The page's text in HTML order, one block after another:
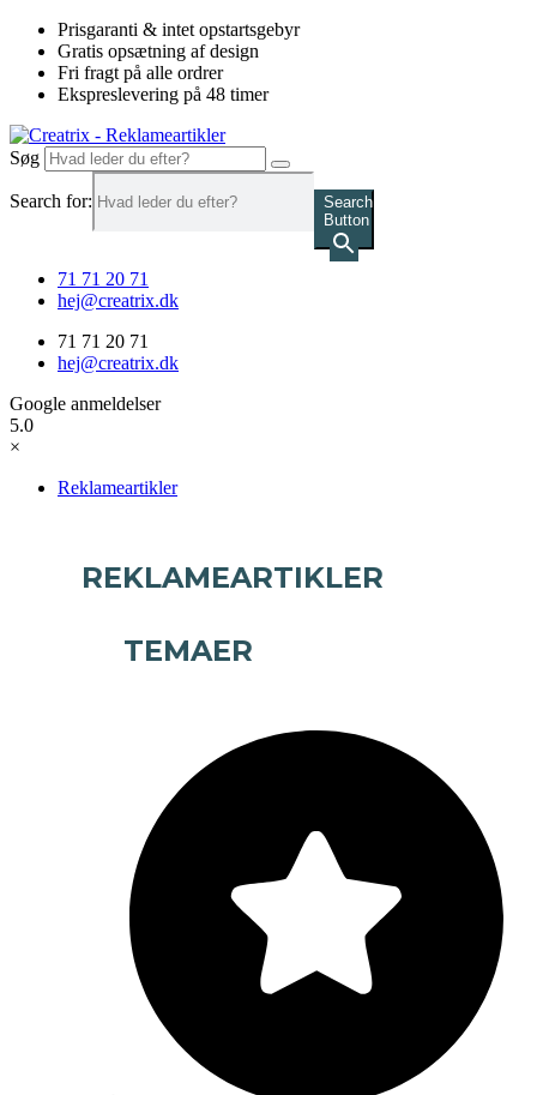
Videre
indhold
Prisgaranti & intet opstartsgebyr
Gratis opsætning af design
Fri fragt på alle ordrer
Ekspreslevering på 48 timer
Søg
Search for:
Search
Button
71 71 20 71
hej@creatrix.dk
71 71 20 71
hej@creatrix.dk
Google anmeldelser
5.0
×
Reklameartikler
REKLAMEARTIKLER
TEMAER